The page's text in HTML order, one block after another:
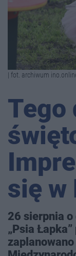
| fot. archiwum
Tego
się w
26 sierpnia
„Psia